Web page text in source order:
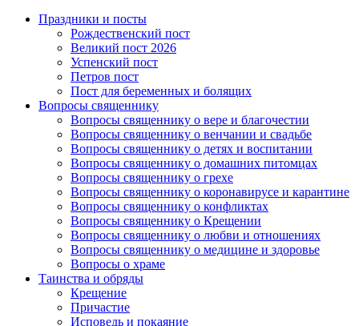
Праздники и посты
Рождественский пост
Великий пост 2026
Успенский пост
Петров пост
Пост для беременных и болящих
Вопросы священнику
Вопросы священнику о вере и благочестии
Вопросы священнику о венчании и свадьбе
Вопросы священнику о детях и воспитании
Вопросы священнику о домашних питомцах
Вопросы священнику о грехе
Вопросы священнику о коронавирусе и карантине
Вопросы священнику о конфликтах
Вопросы священнику о Крещении
Вопросы священнику о любви и отношениях
Вопросы священнику о медицине и здоровье
Вопросы о храме
Таинства и обряды
Крещение
Причастие
Исповедь и покаяние